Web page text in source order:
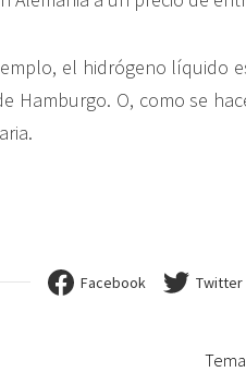
el hidrógeno líquido
Hamburgo. O, como se
Facebook Twitter